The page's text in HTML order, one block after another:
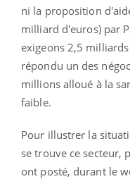
ni la proposition
milliard d'euros) par
exigeons 2,5
répondu un des
millions alloué à la
faible.
Pour illustrer la
se trouve ce secteur,
ont posté, durant le